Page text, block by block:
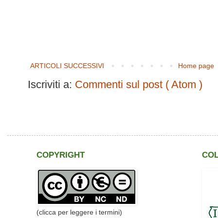
ARTICOLI SUCCESSIVI Home page
Iscriviti a: Commenti sul post ( Atom )
COPYRIGHT
(clicca per leggere i termini)